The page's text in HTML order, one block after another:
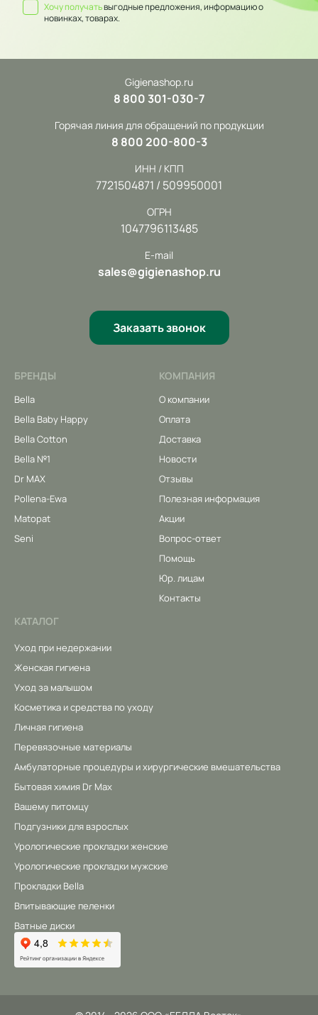
Хочу получатьвыгодные предложения, информацию о
новинках, товарах.
Gigienashop.ru
8 800 301-030-7
Горячая линия для обращений по продукции
8 800 200-800-3
ИНН / КПП
7721504871 / 509950001
ОГРН
1047796113485
E-mail
sales@gigienashop.ru
Заказать звонок
БРЕНДЫ
Bella
Bella Baby Happy
Bella Cotton
Bella №1
Dr MAX
Pollena-Ewa
Matopat
Seni
КОМПАНИЯ
О компании
Оплата
Доставка
Новости
Отзывы
Полезная информация
Акции
Вопрос-ответ
Помощь
Юр. лицам
Контакты
КАТАЛОГ
Уход при недержании
Женская гигиена
Уход за малышом
Косметика и средства по уходу
Личная гигиена
Перевязочные материалы
Амбулаторные процедуры и хирургические вмешательства
Бытовая химия Dr Max
Вашему питомцу
Подгузники для взрослых
Урологические прокладки женские
Урологические прокладки мужские
Прокладки Bella
Впитывающие пеленки
Ватные диски